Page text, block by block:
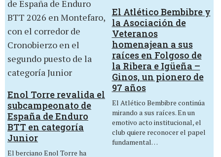
Enol Torre revalida el
subcampeonato de
España de Enduro
BTT en categoría
Junior
El berciano Enol Torre ha
El Atlético Bembibre y
la Asociación de
Veteranos
homenajean a sus
raíces en Folgoso de
la Ribera e Igüeña –
Ginos, un pionero de
97 años
El Atlético Bembibre continúa
mirando a sus raíces. En un
emotivo acto institucional, el
club quiere reconocer el papel
fundamental…